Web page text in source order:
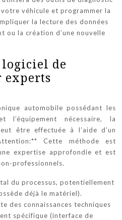
véhicule et programmer la
la lecture des données
ou la création d’une nouvelle
de
experts
automobile possédant les
l’équipement nécessaire, la
être effectuée à l’aide d’un
Cette méthode est
expertise approfondie et est
professionnels.
du processus, potentiellement
déjà le matériel).
des connaissances techniques
spécifique (interface de